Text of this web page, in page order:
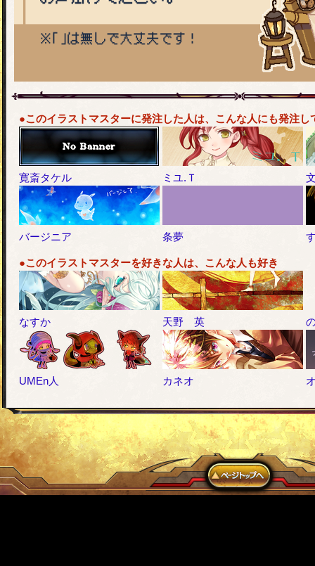
●このイラストマスターに発注した人は、こんな人にも発注し
寛斎タケル ミユ.Ｔ
バージニア 条夢
●このイラストマスターを好きな人は、こんな人も好き
なすか 天野 英
UMEn人 カネオ